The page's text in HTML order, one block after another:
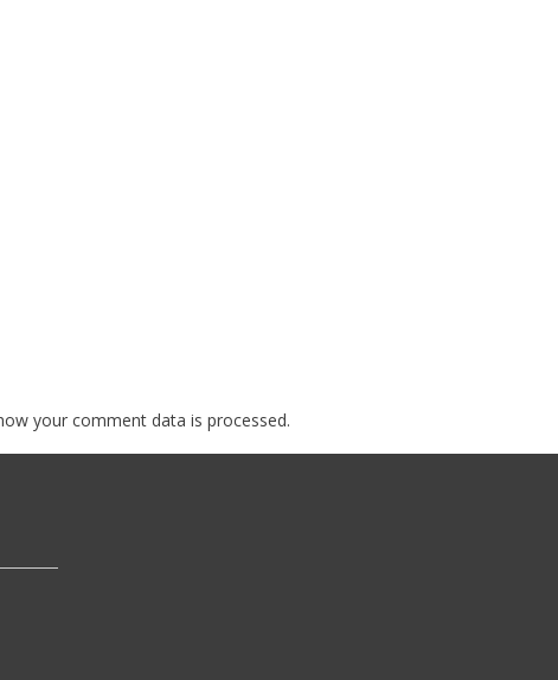
your comment data is processed.